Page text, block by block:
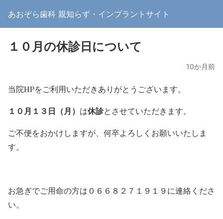
あおぞら歯科 親知らず・インプラントサイト
１０月の休診日について
10か月前
当院HPをご利用いただきありがとうございます。
１０月１３日（月） は休診とさせていただきます。
ご不便をおかけしますが、何卒よろしくお願いいたしま
す。
お急ぎでご用命の方は０６６８２７１９１９に連絡くださ
い。